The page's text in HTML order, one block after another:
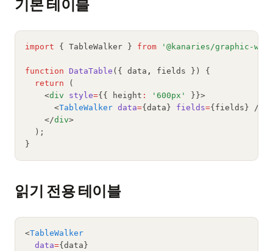
기본 테이블
import { TableWalker } from '@kanaries/graphic-
function DataTable ({ data ,
fields }) {
return (
    <
div style={{ height : '600px'
}}>
      <
TableWalker data={data} fields={fields} />
    </
div>
  );
}
읽기 전용 테이블
<TableWalker
data={data}